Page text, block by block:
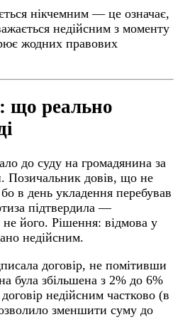
нікчемним — це означає,
недійсним з моменту
жодних правових
що реально
до суду на громадянина за
Позичальник довів, що не
в день укладення перебував
підтвердила —
його. Рішення: відмова у
недійсним.
договір, не помітивши
була збільшена з 2% до 6%
недійсним частково (в
зменшити суму до